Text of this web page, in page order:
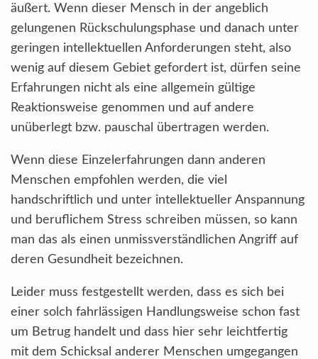
äußert. Wenn dieser Mensch in der angeblich
gelungenen Rückschulungsphase und danach unter
geringen intellektuellen Anforderungen steht, also
wenig auf diesem Gebiet gefordert ist, dürfen seine
Erfahrungen nicht als eine allgemein gültige
Reaktionsweise genommen und auf andere
unüberlegt bzw. pauschal übertragen werden.
Wenn diese Einzelerfahrungen dann anderen
Menschen empfohlen werden, die viel
handschriftlich und unter intellektueller Anspannung
und beruflichem Stress schreiben müssen, so kann
man das als einen unmissverständlichen Angriff auf
deren Gesundheit bezeichnen.
Leider muss festgestellt werden, dass es sich bei
einer solch fahrlässigen Handlungsweise schon fast
um Betrug handelt und dass hier sehr leichtfertig
mit dem Schicksal anderer Menschen umgegangen